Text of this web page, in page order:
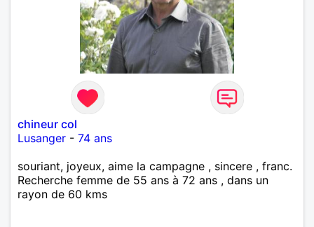
chineur col
Lusanger - 74 ans
souriant, joyeux, aime la campagne , sincere , franc.
Recherche femme de 55 ans à 72 ans , dans un
rayon de 60 kms